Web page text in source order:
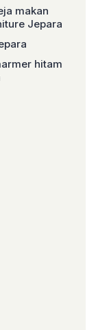
makan
Jepara
hitam